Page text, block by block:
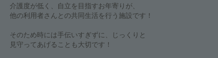
介護度が低く、自立を目指すお年寄りが、
他の利用者さんとの共同生活を行う施設です！
そのため時には手伝いすぎずに、じっくりと
見守ってあげることも大切です！